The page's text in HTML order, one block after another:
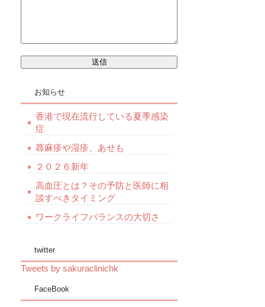
お知らせ
香港で現在流行している夏季感染
症
蕁麻疹や湿疹、あせも
２０２６新年
高血圧とは？その予防と医師に相
談すべきタイミング
ワークライフバランスの大切さ
twitter
Tweets by sakuraclinichk
FaceBook